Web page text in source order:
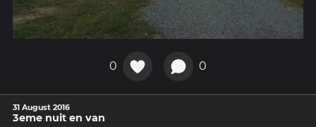
0 0
31 August 2016
3eme nuit en van